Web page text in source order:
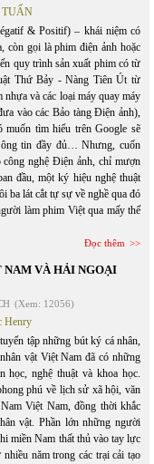
& Positif) – khái niệm có
còn gọi là phim điện ảnh hoặc
quy trình sản xuất phim có từ
Thứ Bảy - Nàng Tiên Út từ
và các loại máy quay máy
vào các Bảo tàng Điện ảnh),
tìm hiểu trên Google sẽ
tin đầy đủ… Nhưng, cuốn
công nghệ Điện ảnh, chỉ mượn
đầu, một ký hiệu nghệ thuật
ba lát cắt tự sự về nghề qua đó
làm phim Việt qua mấy thế
Đọc thêm
NAM VÀ HẢI NGOẠI
(Xem: 12056)
Henry
tập những bút ký cá nhân,
vật Việt Nam đã có những
học, nghệ thuật và khoa học.
phú về lịch sử xã hội, văn
Việt Nam, đồng thời khắc
vật. Phần lớn những người
miền Nam thất thủ vào tay lực
năm trong các trại cải tạo